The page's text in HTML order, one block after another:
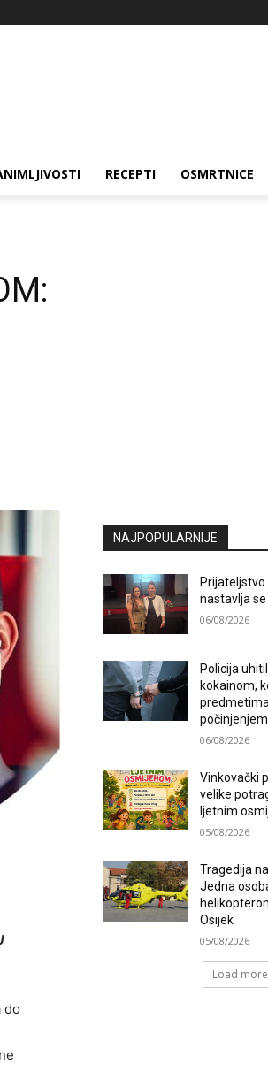
RECEPTI OSMRTNICE
do
NAJPOPULARNIJE
Prijateljstvo
nastavlja
06/08/2026
Policija
kokainom,
06/08/2026
Vinkovački
velike
ljetnim
05/08/2026
Tragedija
Jedna
Osijek
05/08/2026
Load more